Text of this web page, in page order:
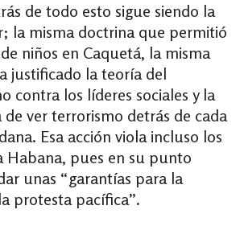
de todo esto sigue siendo la
la misma doctrina que permitió
niños en Caquetá, la misma
justificado la teoría del
contra los líderes sociales y la
de ver terrorismo detrás de cada
Esa acción viola incluso los
Habana, pues en su punto
unas “garantías para la
protesta pacífica”.